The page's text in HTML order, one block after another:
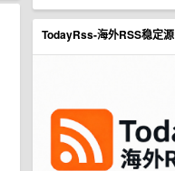
TodayRss-海外RSS稳定源